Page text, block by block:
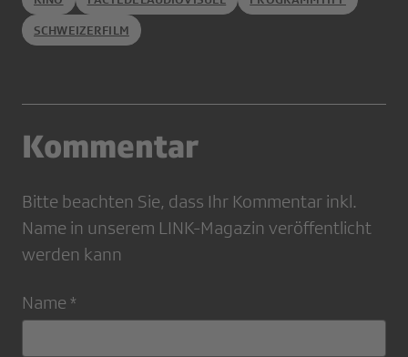
SCHWEIZERFILM
Kommentar
Bitte beachten Sie, dass Ihr Kommentar inkl.
Name in unserem LINK-Magazin veröffentlicht
werden kann
Name *